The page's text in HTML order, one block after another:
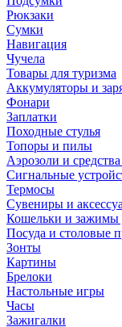
Рюкзаки
Сумки
Навигация
Чучела
Товары для туризма
Аккумуляторы и
Фонари
Заплатки
Походные стулья
Топоры и пилы
Аэрозоли и
Сигнальные
Термосы
Сувениры и
Кошельки и зажимы
Посуда и столовые
Зонты
Картины
Брелоки
Настольные игры
Часы
Зажигалки